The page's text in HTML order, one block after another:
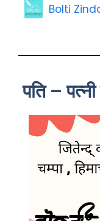
Bolti
पति – पत्नी